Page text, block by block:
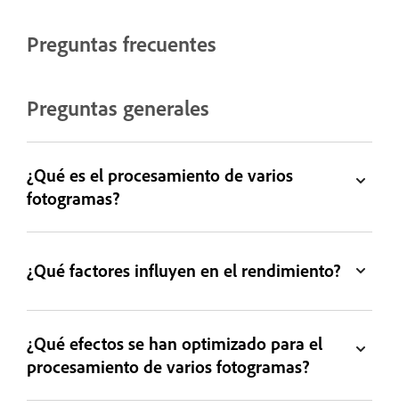
Preguntas frecuentes
Preguntas generales
¿Qué es el procesamiento de varios
fotogramas?
¿Qué factores influyen en el rendimiento?
¿Qué efectos se han optimizado para el
procesamiento de varios fotogramas?